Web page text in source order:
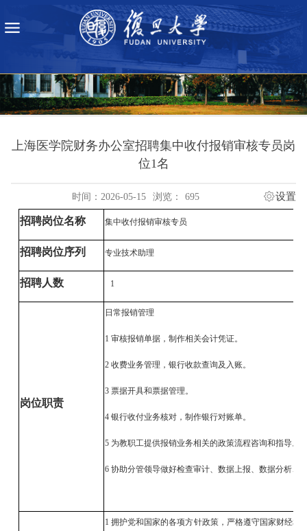
上海医学院财务办公室招聘集中收付报销审核专员岗
位1名
时间：2026-05-15 浏览： 695 设置
招聘岗位名称 集中收付报销审核专员
招聘岗位序列 专业技术助理
招聘人数 1
岗位职责
日常报销管理
1 审核报销单据，制作相关会计凭证。
2 收费业务管理，银行收款查询及入账。
3 票据开具和票据管理。
4 银行收付业务核对，制作银行对账单。
5 为教职工提供报销业务相关的政策流程咨询和指导。
6 协助分管领导做好检查审计、数据上报、数据分析、
1 拥护党和国家的各项方针政策，严格遵守国家财经相